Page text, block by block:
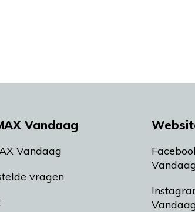
Vandaag
Vandaag
vragen